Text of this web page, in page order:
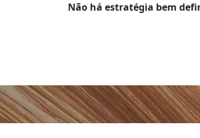
Não há estratégia bem